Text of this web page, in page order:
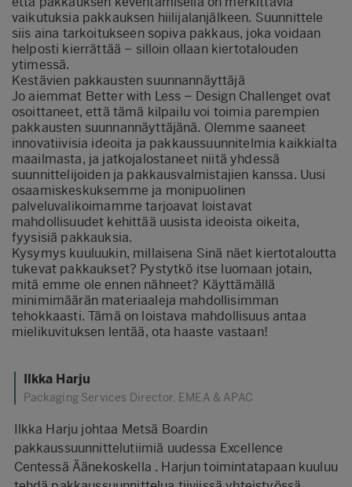
vaikutuksia pakkauksen hiilijalanjälkeen. Suunnittele
siis aina tarkoitukseen sopiva pakkaus, joka voidaan
helposti kierrättää – silloin ollaan kiertotalouden
ytimessä.
Kestävien pakkausten suunnannäyttäjä
Jo aiemmat Better with Less – Design Challenget ovat
osoittaneet, että tämä kilpailu voi toimia parempien
pakkausten suunnannäyttäjänä. Olemme saaneet
innovatiivisia ideoita ja pakkaussuunnitelmia kaikkialta
maailmasta, ja jatkojalostaneet niitä yhdessä
suunnittelijoiden ja pakkausvalmistajien kanssa. Uusi
osaamiskeskuksemme ja monipuolinen
palveluvalikoimamme tarjoavat loistavat
mahdollisuudet kehittää uusista ideoista oikeita,
fyysisiä pakkauksia.
Kysymys kuuluukin, millaisena Sinä näet kiertotaloutta
tukevat pakkaukset? Pystytkö itse luomaan jotain,
mitä emme ole ennen nähneet? Käyttämällä
minimimäärän materiaaleja mahdollisimman
tehokkaasti. Tämä on loistava mahdollisuus antaa
mielikuvituksen lentää, ota haaste vastaan!
Ilkka Harju
Packaging Services Director, EMEA & APAC
Ilkka Harju johtaa Metsä Boardin
pakkaussuunnittelutiimiä uudessa Excellence
Centessä Äänekoskella . Harjun toimintatapaan kuuluu